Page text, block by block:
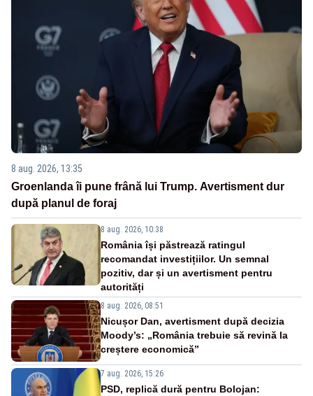
8 aug. 2026, 13:35
Groenlanda îi pune frână lui Trump. Avertisment dur
după planul de foraj
8 aug. 2026, 10:38
România își păstrează ratingul
recomandat investițiilor. Un semnal
pozitiv, dar și un avertisment pentru
autorități
8 aug. 2026, 08:51
Nicușor Dan, avertisment după decizia
Moody’s: „România trebuie să revină la
creștere economică”
7 aug. 2026, 15:26
PSD, replică dură pentru Bolojan: